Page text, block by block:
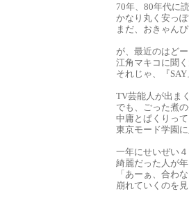
70年、80年代に
かなり丸く安っ
まだ、おきゃん
が、最近のはどー
江角マキコに聞
それじゃ、『
TV芸能人が出ま
でも、ごった煮
中庸とぱくりっ
東京モード学園
一年にせいぜい
綺麗だった人が
「あーぁ、合わ
崩れていくのを